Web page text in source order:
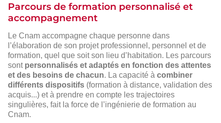
Parcours de formation personnalisé et
accompagnement
Le Cnam accompagne chaque personne dans
l’élaboration de son projet professionnel, personnel et de
formation, quel que soit son lieu d’habitation. Les parcours
sont personnalisés et adaptés en fonction des attentes
et des besoins de chacun. La capacité à combiner
différents dispositifs (formation à distance, validation des
acquis...) et à prendre en compte les trajectoires
singulières, fait la force de l’ingénierie de formation au
Cnam.